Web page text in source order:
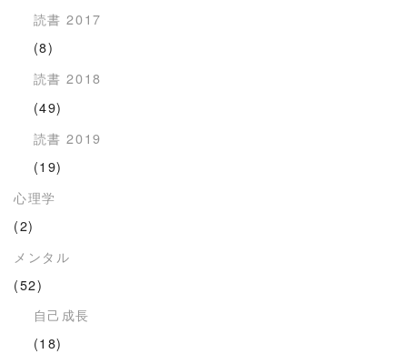
読書 2017
(8)
読書 2018
(49)
読書 2019
(19)
心理学
(2)
メンタル
(52)
自己成長
(18)